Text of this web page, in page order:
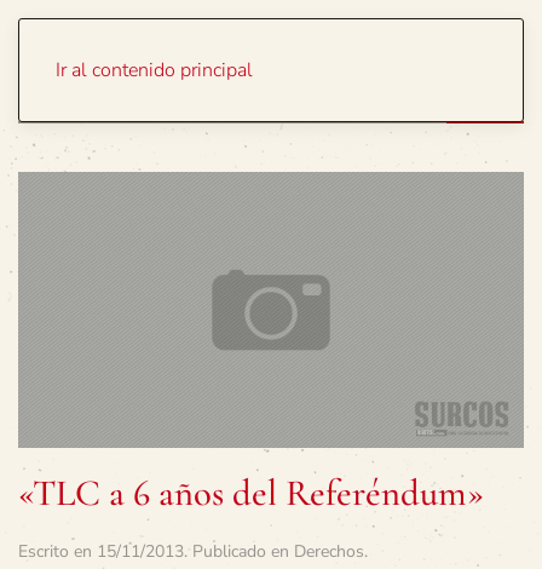
Ir al contenido principal
«TLC a 6 años del Referéndum»
Escrito en 15/11/2013. Publicado en Derechos.